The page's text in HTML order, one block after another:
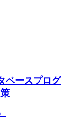
ースプログ